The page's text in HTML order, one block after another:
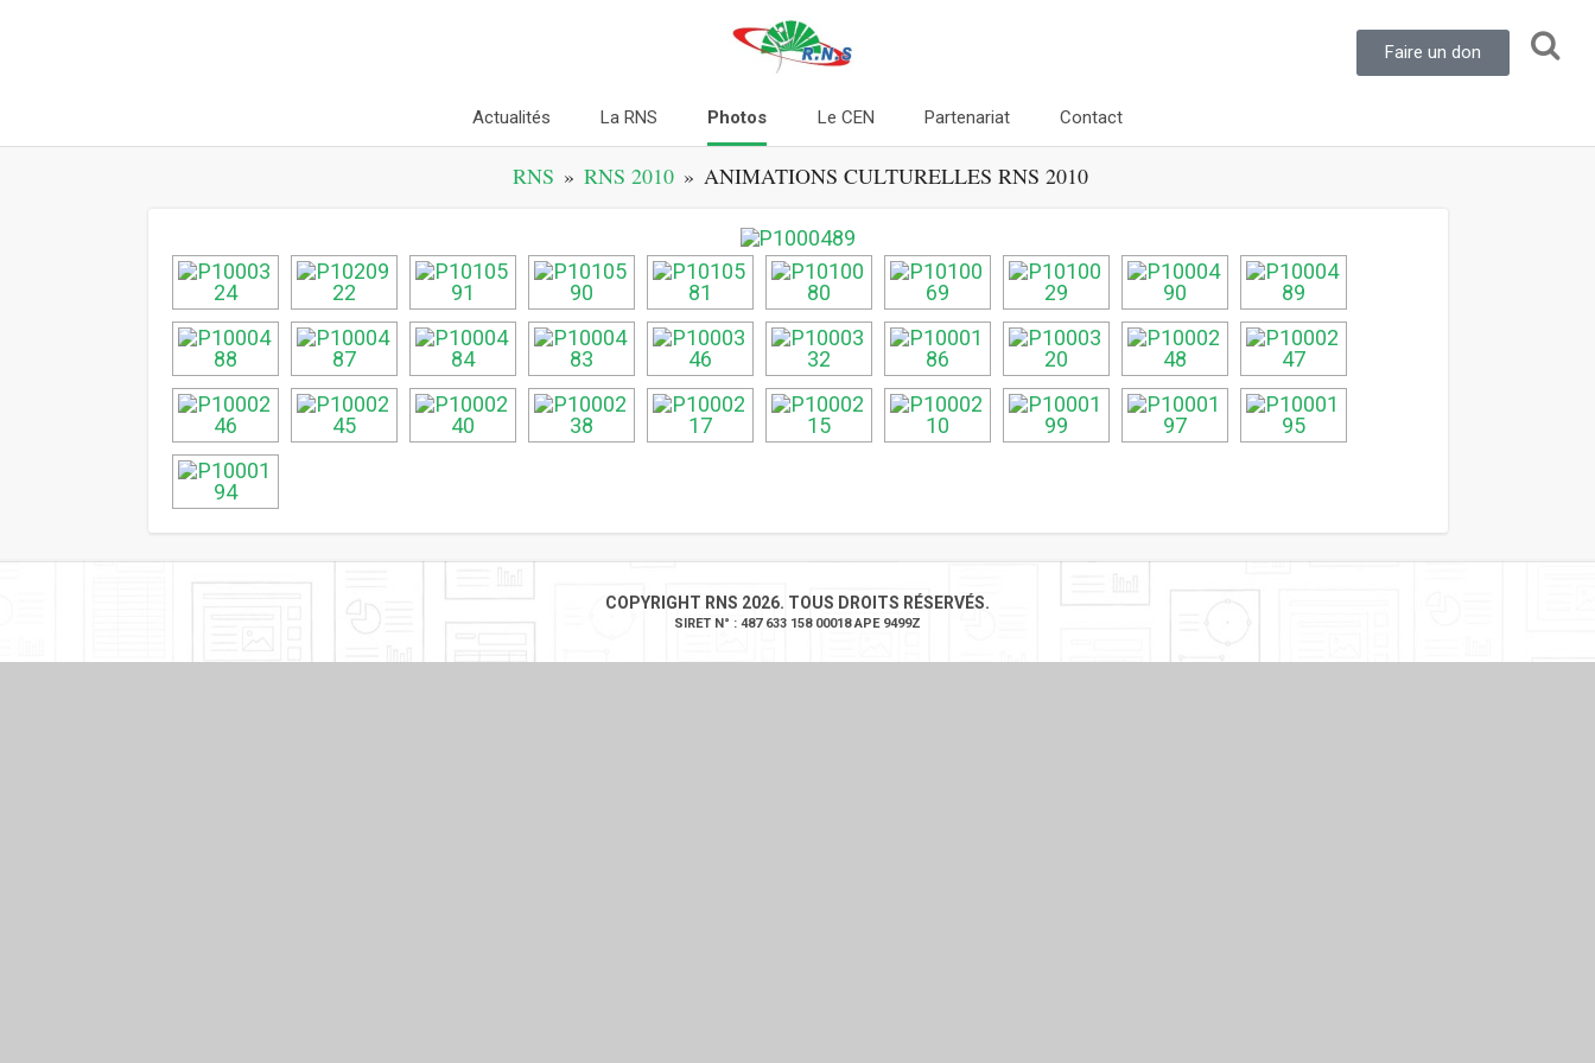
Faire un don
Actualités La RNS Photos Le CEN Partenariat Contact
RNS » RNS 2010 » ANIMATIONS CULTURELLES RNS 2010
COPYRIGHT RNS 2026. TOUS DROITS RÉSERVÉS.
SIRET N° : 487 633 158 00018 APE 9499Z